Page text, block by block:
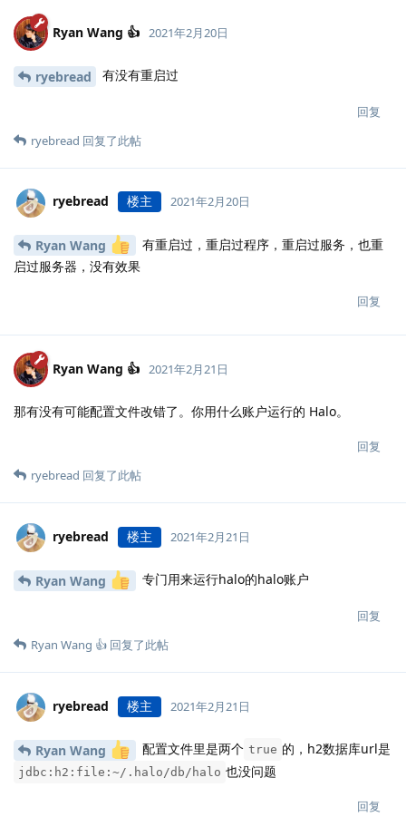
Ryan Wang 👍 2021年2月20日
ryebread 有没有重启过
回复
ryebread 回复了此帖
ryebread 楼主 2021年2月20日
Ryan Wang
有重启过，重启过程序，重启过服务，也重
启过服务器，没有效果
回复
Ryan Wang 👍 2021年2月21日
那有没有可能配置文件改错了。你用什么账户运行的 Halo。
回复
ryebread 回复了此帖
ryebread 楼主 2021年2月21日
Ryan Wang 专门用来运行halo的halo账户
回复
Ryan Wang 👍 回复了此帖
ryebread 楼主 2021年2月21日
Ryan Wang 配置文件里是两个 true 的，h2数据库url是
jdbc:h2:file:~/.halo/db/halo 也没问题
回复